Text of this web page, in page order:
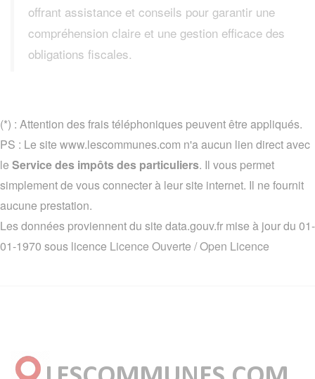
offrant assistance et conseils pour garantir une
compréhension claire et une gestion efficace des
obligations fiscales.
(*) : Attention des frais téléphoniques peuvent être appliqués.
PS : Le site www.lescommunes.com n'a aucun lien direct avec
le Service des impôts des particuliers. Il vous permet
simplement de vous connecter à leur site internet. Il ne fournit
aucune prestation.
Les données proviennent du site data.gouv.fr mise à jour du 01-
01-1970 sous licence Licence Ouverte / Open Licence